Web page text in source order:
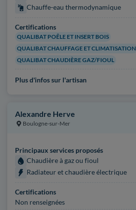
Chauffe-eau thermodynamique
Certifications
QUALIBAT POÊLE ET INSERT BOIS
QUALIBAT CHAUFFAGE ET CLIMATISATION
QUALIBAT CHAUDIÈRE GAZ/FIOUL
Plus d'infos sur l'artisan
Alexandre Herve
Boulogne-sur-Mer
Principaux services proposés
Chaudière à gaz ou fioul
Radiateur et chaudière électrique
Certifications
Non renseignées